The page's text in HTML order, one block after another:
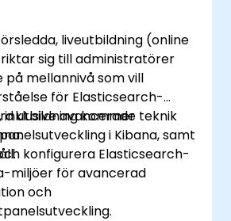
liveutbildning (online
sig till administratörer
mellannivå som vill
för Elasticsearch-
avancerade teknik
i Kibana, samt
utbildning kommer
konfigurera Elasticsearch-
miljöer för avancerad
och